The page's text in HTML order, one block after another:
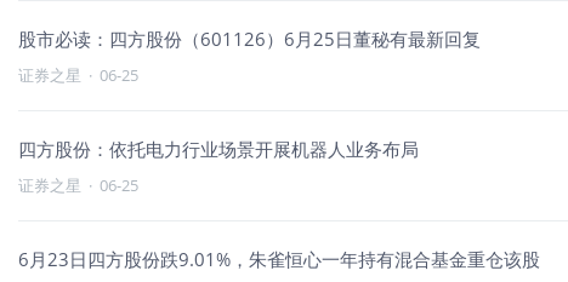
股市必读：四方股份（601126）6月25日董秘有最新回复
证券之星 · 06-25
四方股份：依托电力行业场景开展机器人业务布局
证券之星 · 06-25
6月23日四方股份跌9.01%，朱雀恒心一年持有混合基金重仓该股